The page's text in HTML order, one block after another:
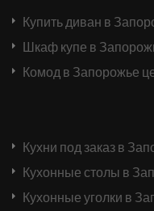
Купить диван в
Шкаф купе в
Комод в Запорожье
Кухни под заказ в
Кухонные столы в
Кухонные уголки в